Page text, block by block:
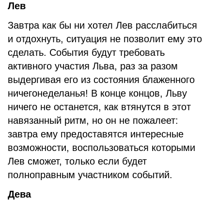
Лев
Завтра как бы ни хотел Лев расслабиться
и отдохнуть, ситуация не позволит ему это
сделать. События будут требовать
активного участия Льва, раз за разом
выдергивая его из состояния блаженного
ничегонеделанья! В конце концов, Льву
ничего не останется, как втянутся в этот
навязанный ритм, но он не пожалеет:
завтра ему предоставятся интересные
возможности, воспользоваться которыми
Лев сможет, только если будет
полноправным участником событий.
Дева